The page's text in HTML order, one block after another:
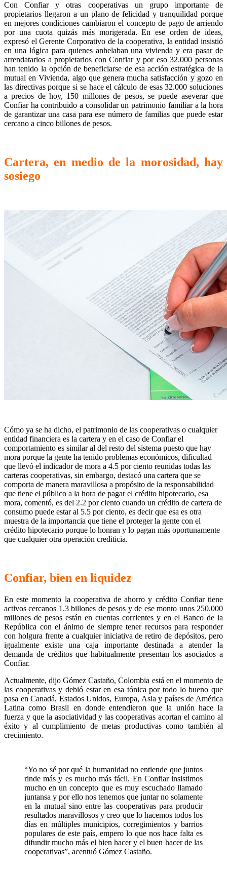
Con Confiar y otras cooperativas un grupo importante de
propietarios llegaron a un plano de felicidad y tranquilidad porque
en mejores condiciones cambiaron el concepto de pago de arriendo
por una cuota quizás más morigerada. En ese orden de ideas,
expresó el Gerente Corporativo de la cooperativa, la entidad insistió
en una lógica para quienes anhelaban una vivienda y era pasar de
arrendatarios a propietarios con Confiar y por eso 32.000 personas
han tenido la opción de beneficiarse de esa acción estratégica de la
mutual en Vivienda, algo que genera mucha satisfacción y gozo en
las directivas porque si se hace el cálculo de esas 32.000 soluciones
a precios de hoy, 150 millones de pesos, se puede aseverar que
Confiar ha contribuido a consolidar un patrimonio familiar a la hora
de garantizar una casa para ese número de familias que puede estar
cercano a cinco billones de pesos.
Cartera, en medio de la morosidad, hay
sosiego
Cómo ya se ha dicho, el patrimonio de las cooperativas o cualquier
entidad financiera es la cartera y en el caso de Confiar el
comportamiento es similar al del resto del sistema puesto que hay
mora porque la gente ha tenido problemas económicos, dificultad
que llevó el indicador de mora a 4.5 por ciento reunidas todas las
carteras cooperativas, sin embargo, destacó una cartera que se
comporta de manera maravillosa a propósito de la responsabilidad
que tiene el público a la hora de pagar el crédito hipotecario, esa
mora, comentó, es del 2.2 por ciento cuando un crédito de cartera de
consumo puede estar al 5.5 por ciento, es decir que esa es otra
muestra de la importancia que tiene el proteger la gente con el
crédito hipotecario porque lo honran y lo pagan más oportunamente
que cualquier otra operación crediticia.
Confiar, bien en liquidez
En este momento la cooperativa de ahorro y crédito Confiar tiene
activos cercanos 1.3 billones de pesos y de ese monto unos 250.000
millones de pesos están en cuentas corrientes y en el Banco de la
República con el ánimo de siempre tener recursos para responder
con holgura frente a cualquier iniciativa de retiro de depósitos, pero
igualmente existe una caja importante destinada a atender la
demanda de créditos que habitualmente presentan los asociados a
Confiar.
Actualmente, dijo Gómez Castaño, Colombia está en el momento de
las cooperativas y debió estar en esa tónica por todo lo bueno que
pasa en Canadá, Estados Unidos, Europa, Asia y países de América
Latina como Brasil en donde entendieron que la unión hace la
fuerza y que la asociatividad y las cooperativas acortan el camino al
éxito y al cumplimiento de metas productivas como también al
crecimiento.
“Yo no sé por qué la humanidad no entiende que juntos
rinde más y es mucho más fácil. En Confiar insistimos
mucho en un concepto que es muy escuchado llamado
juntansa y por ello nos tenemos que juntar no solamente
en la mutual sino entre las cooperativas para producir
resultados maravillosos y creo que lo hacemos todos los
días en múltiples municipios, corregimientos y barrios
populares de este país, empero lo que nos hace falta es
difundir mucho más el bien hacer y el buen hacer de las
cooperativas”, acentuó Gómez Castaño.